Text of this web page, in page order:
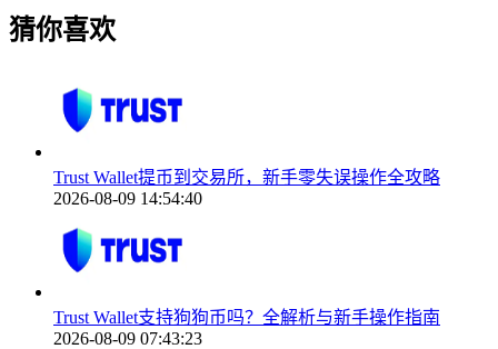
猜你喜欢
Trust Wallet提币到交易所，新手零失误操作全攻略
2026-08-09 14:54:40
Trust Wallet支持狗狗币吗？全解析与新手操作指南
2026-08-09 07:43:23